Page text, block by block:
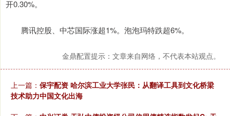
开0.30%。
腾讯控股、中芯国际涨超1%。泡泡玛特跌超6%。
金鼎配置提示：文章来自网络，不代表本站观点。
上一篇： 保宇配资 哈尔滨工业大学张民：从翻译工具到文化桥梁
技术助力中国文化出海